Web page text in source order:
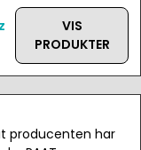
VIS
PRODUKTER
producenten har